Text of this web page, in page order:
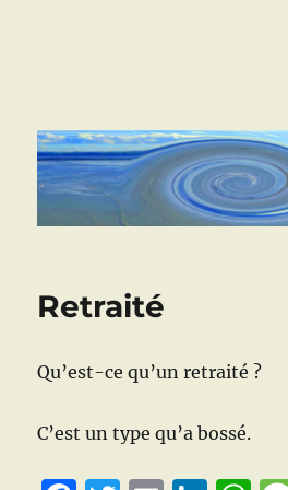
Retraité
Qu’est-ce qu’un retraité ?
C’est un type qu’a bossé.